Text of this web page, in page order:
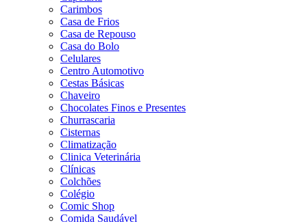
Carimbos
Casa de Frios
Casa de Repouso
Casa do Bolo
Celulares
Centro Automotivo
Cestas Básicas
Chaveiro
Chocolates Finos e Presentes
Churrascaria
Cisternas
Climatização
Clinica Veterinária
Clínicas
Colchões
Colégio
Comic Shop
Comida Saudável